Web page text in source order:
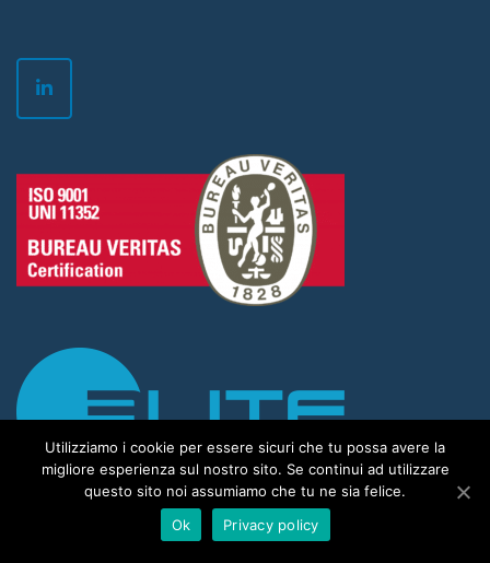
Utilizziamo i cookie per essere sicuri che tu possa avere la
migliore esperienza sul nostro sito. Se continui ad utilizzare
questo sito noi assumiamo che tu ne sia felice.
Ok
Privacy policy